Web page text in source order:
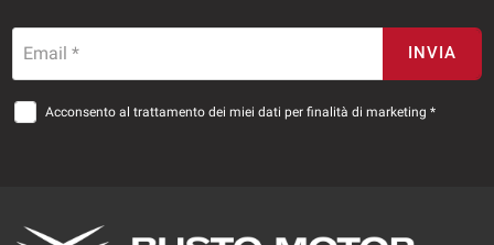
Email * INVIA
Acconsento al trattamento dei miei dati per finalità di marketing *